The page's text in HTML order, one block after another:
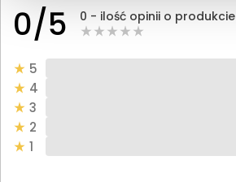
0/5 0 - ilość opinii o produkcie
5
4
3
2
1